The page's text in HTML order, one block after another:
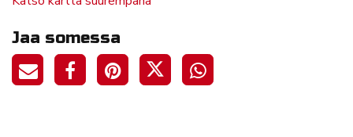
Jaa somessa